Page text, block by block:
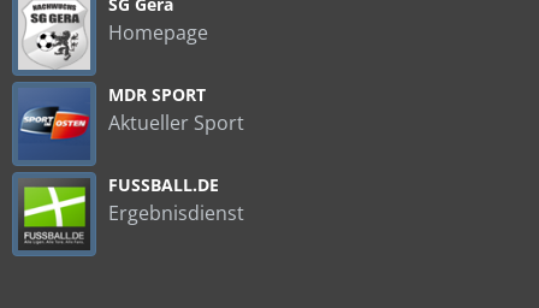
Homepage
MDR SPORT
Aktueller Sport
FUSSBALL.DE
Ergebnisdienst